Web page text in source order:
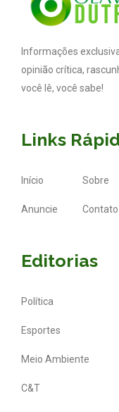
Informações
opinião crítica,
você lê, você sabe!
Links
Início Sobre
Anuncie Contato
Editorias
Política
Esportes
Meio Ambiente
C&T